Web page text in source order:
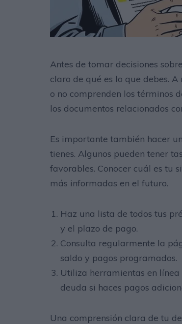
Antes de tomar decisiones
claro de qué es lo que debes.
o no comprenden los términos
los documentos relacionados
Es importante también hacer
tienes. Algunos pueden tener
favorables. Conocer cuál es tu
más informadas en el futuro.
Haz una lista de todos tus
y el plazo de pago.
Consulta regularmente la
saldo y pagos programados.
Utiliza herramientas en
deuda si haces pagos
Una comprensión clara de tu